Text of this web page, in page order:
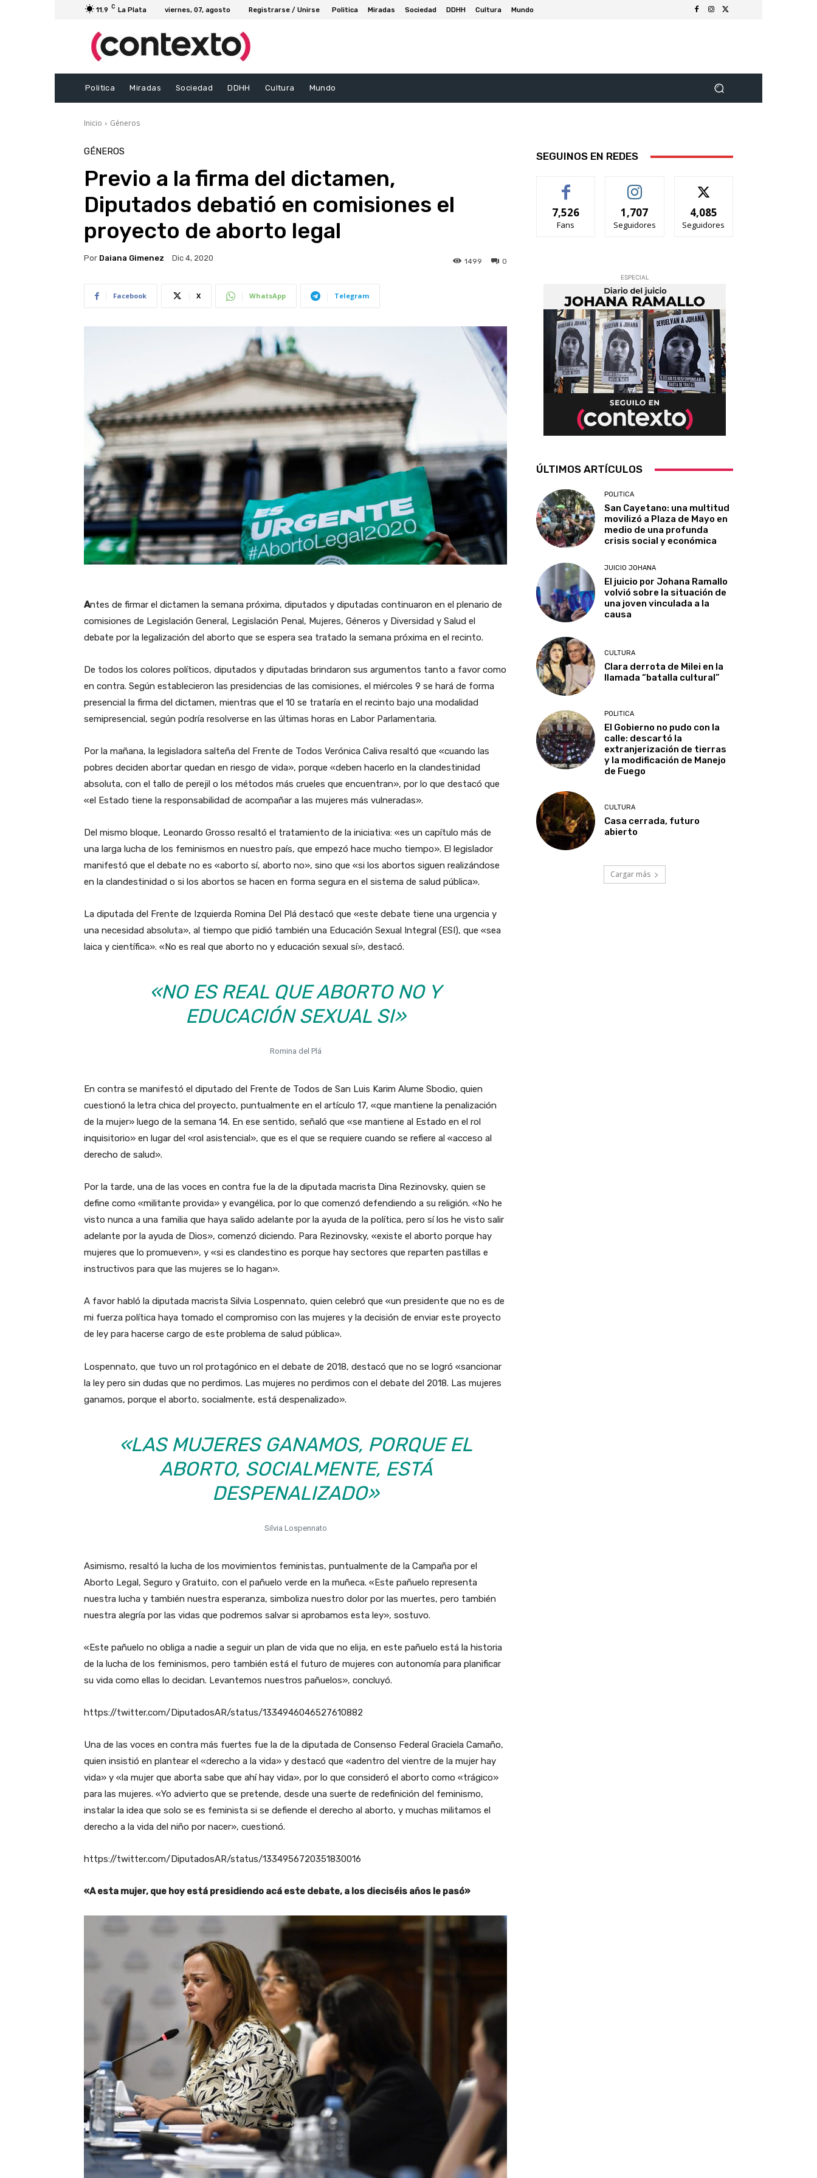
11.9 C La Plata viernes, 07, agosto Registrarse / Unirse Politica Miradas Sociedad DDHH Cultura Mundo
Politica Miradas Sociedad DDHH Cultura Mundo
Inicio Géneros
GÉNEROS
Previo a la firma del dictamen,
Diputados debatió en comisiones el
proyecto de aborto legal
Por Daiana Gimenez Dic 4, 2020 0
1499
Facebook X WhatsApp Telegram
Antes de firmar el dictamen la semana próxima, diputados y diputadas continuaron en el plenario de
comisiones de Legislación General, Legislación Penal, Mujeres, Géneros y Diversidad y Salud el
debate por la legalización del aborto que se espera sea tratado la semana próxima en el recinto.
De todos los colores políticos, diputados y diputadas brindaron sus argumentos tanto a favor como
en contra. Según establecieron las presidencias de las comisiones, el miércoles 9 se hará de forma
presencial la firma del dictamen, mientras que el 10 se trataría en el recinto bajo una modalidad
semipresencial, según podría resolverse en las últimas horas en Labor Parlamentaria.
Por la mañana, la legisladora salteña del Frente de Todos Verónica Caliva resaltó que «cuando las
pobres deciden abortar quedan en riesgo de vida», porque «deben hacerlo en la clandestinidad
absoluta, con el tallo de perejil o los métodos más crueles que encuentran», por lo que destacó que
«el Estado tiene la responsabilidad de acompañar a las mujeres más vulneradas».
Del mismo bloque, Leonardo Grosso resaltó el tratamiento de la iniciativa: «es un capítulo más de
una larga lucha de los feminismos en nuestro país, que empezó hace mucho tiempo». El legislador
manifestó que el debate no es «aborto sí, aborto no», sino que «si los abortos siguen realizándose
en la clandestinidad o si los abortos se hacen en forma segura en el sistema de salud pública».
La diputada del Frente de Izquierda Romina Del Plá destacó que «este debate tiene una urgencia y
una necesidad absoluta», al tiempo que pidió también una Educación Sexual Integral (ESI), que «sea
laica y científica». «No es real que aborto no y educación sexual sí», destacó.
«NO ES REAL QUE ABORTO NO Y
EDUCACIÓN SEXUAL SI»
Romina del Plá
En contra se manifestó el diputado del Frente de Todos de San Luis Karim Alume Sbodio, quien
cuestionó la letra chica del proyecto, puntualmente en el artículo 17, «que mantiene la penalización
de la mujer» luego de la semana 14. En ese sentido, señaló que «se mantiene al Estado en el rol
inquisitorio» en lugar del «rol asistencial», que es el que se requiere cuando se refiere al «acceso al
derecho de salud».
Por la tarde, una de las voces en contra fue la de la diputada macrista Dina Rezinovsky, quien se
define como «militante provida» y evangélica, por lo que comenzó defendiendo a su religión. «No he
visto nunca a una familia que haya salido adelante por la ayuda de la política, pero sí los he visto salir
adelante por la ayuda de Dios», comenzó diciendo. Para Rezinovsky, «existe el aborto porque hay
mujeres que lo promueven», y «si es clandestino es porque hay sectores que reparten pastillas e
instructivos para que las mujeres se lo hagan».
A favor habló la diputada macrista Silvia Lospennato, quien celebró que «un presidente que no es de
mi fuerza política haya tomado el compromiso con las mujeres y la decisión de enviar este proyecto
de ley para hacerse cargo de este problema de salud pública».
Lospennato, que tuvo un rol protagónico en el debate de 2018, destacó que no se logró «sancionar
la ley pero sin dudas que no perdimos. Las mujeres no perdimos con el debate del 2018. Las mujeres
ganamos, porque el aborto, socialmente, está despenalizado».
«LAS MUJERES GANAMOS, PORQUE EL
ABORTO, SOCIALMENTE, ESTÁ
DESPENALIZADO»
Silvia Lospennato
Asimismo, resaltó la lucha de los movimientos feministas, puntualmente de la Campaña por el
Aborto Legal, Seguro y Gratuito, con el pañuelo verde en la muñeca. «Este pañuelo representa
nuestra lucha y también nuestra esperanza, simboliza nuestro dolor por las muertes, pero también
nuestra alegría por las vidas que podremos salvar si aprobamos esta ley», sostuvo.
«Este pañuelo no obliga a nadie a seguir un plan de vida que no elija, en este pañuelo está la historia
de la lucha de los feminismos, pero también está el futuro de mujeres con autonomía para planificar
su vida como ellas lo decidan. Levantemos nuestros pañuelos», concluyó.
https://twitter.com/DiputadosAR/status/1334946046527610882
Una de las voces en contra más fuertes fue la de la diputada de Consenso Federal Graciela Camaño,
quien insistió en plantear el «derecho a la vida» y destacó que «adentro del vientre de la mujer hay
vida» y «la mujer que aborta sabe que ahí hay vida», por lo que consideró el aborto como «trágico»
para las mujeres. «Yo advierto que se pretende, desde una suerte de redefinición del feminismo,
instalar la idea que solo se es feminista si se defiende el derecho al aborto, y muchas militamos el
derecho a la vida del niño por nacer», cuestionó.
https://twitter.com/DiputadosAR/status/1334956720351830016
«A esta mujer, que hoy está presidiendo acá este debate, a los dieciséis años le pasó»
SEGUINOS EN REDES
7,526
Fans
1,707
Seguidores
4,085
Seguidores
ESPECIAL
ÚLTIMOS ARTÍCULOS
POLITICA
San Cayetano: una multitud
movilizó a Plaza de Mayo en
medio de una profunda
crisis social y económica
JUICIO JOHANA
El juicio por Johana Ramallo
volvió sobre la situación de
una joven vinculada a la
causa
CULTURA
Clara derrota de Milei en la
llamada “batalla cultural”
POLITICA
El Gobierno no pudo con la
calle: descartó la
extranjerización de tierras
y la modificación de Manejo
de Fuego
CULTURA
Casa cerrada, futuro
abierto
Cargar más